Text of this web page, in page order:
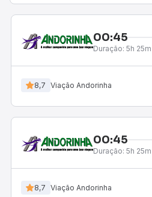
00:45
Duração: 5h 25m
8,7 Viação Andorinha
00:45
Duração: 5h 25m
8,7 Viação Andorinha